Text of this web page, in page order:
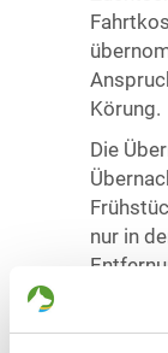
Körung.
Die
nur in